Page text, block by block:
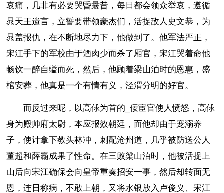
哀痛，几非有必要哭昏曩昔，每日都会领众举哀，遵循
晁天王遗言，立誓要带领豪杰们，活捉敌人史文恭，为
晁盖报仇，在不断地尽力下，他做到了。他军法严正，
宋江手下的军校由于酒肉少而杀了厢官，宋江哭着命他
畅饮一醉自缢而死，然后，他顾着梁山泊时的恩惠，盛
棺安葬，他真是一个有情有义，泾渭分明的好官。
而反过来呢，以高俅为首的_佞宦官使人愤怒，高俅
身为殿帅府太尉，本应报效朝廷，而他却由于宠溺养
子，使计拿下教头林冲，刺配沧州道，几乎被防送公人
董超和薛霸成果了性命。在三败梁山泊时，他被活捉上
山后向宋江确保会向皇帝重奏招安一事，然后却转面无
恩，连日称病，不敢上朝，又将水银放入卢俊义、宋江